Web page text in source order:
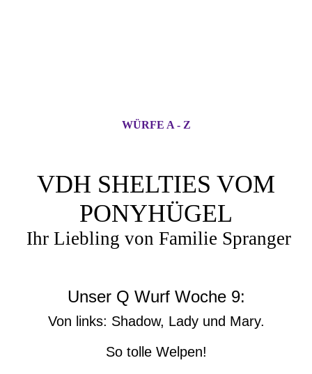
WÜRFE A - Z
VDH SHELTIES VOM
PONYHÜGEL
Ihr Liebling von Familie Spranger
Unser Q Wurf Woche 9:
Von links: Shadow, Lady und Mary.
So tolle Welpen!